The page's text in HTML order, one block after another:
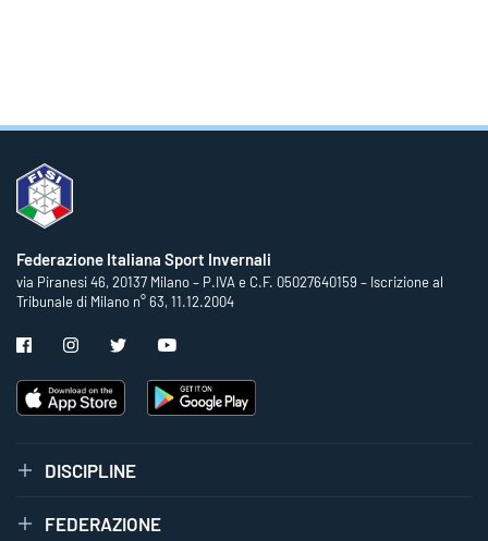
Federazione Italiana Sport Invernali
via Piranesi 46, 20137 Milano – P.IVA e C.F. 05027640159 – Iscrizione al
Tribunale di Milano n° 63, 11.12.2004
DISCIPLINE
FEDERAZIONE